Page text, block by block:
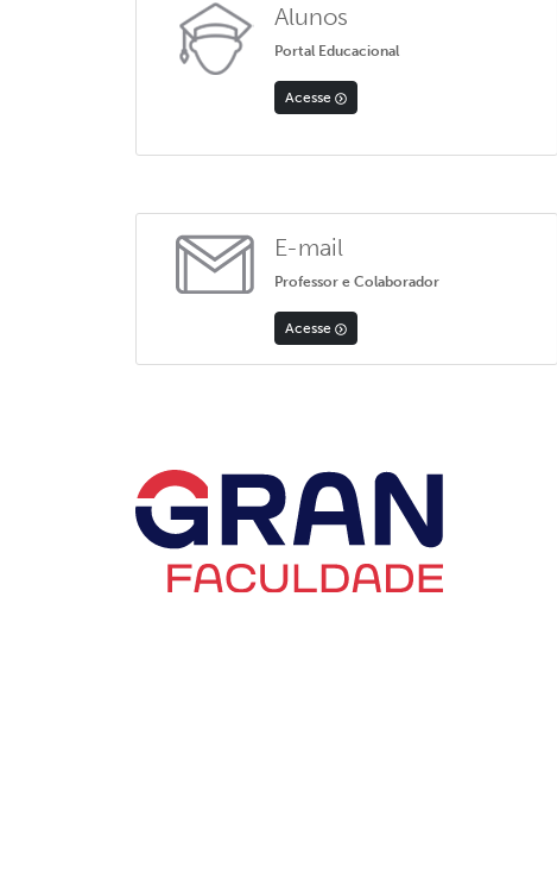
Alunos
Portal Educacional
Acesse
E-mail
Professor e Colaborador
Acesse